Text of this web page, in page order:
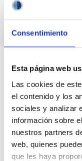
Consentimiento
Esta página web
Las cookies de
el contenido y los
sociales y analizar
información sobre
nuestros partners
web, quienes
que les haya
centenar de